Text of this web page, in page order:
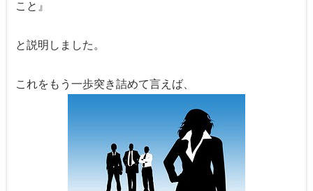
こと』
と説明しました。
これをもう一歩突き詰めて言えば、